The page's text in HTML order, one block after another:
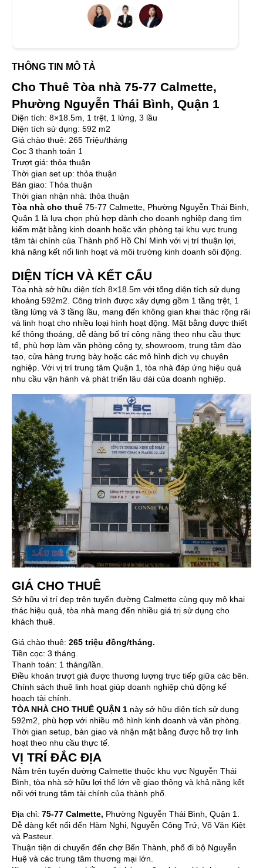
THÔNG TIN MÔ TẢ
Cho Thuê Tòa nhà 75-77 Calmette,
Phường Nguyễn Thái Bình, Quận 1
Diện tích: 8×18.5m, 1 trệt, 1 lửng, 3 lầu
Diện tích sử dụng: 592 m2
Giá chào thuê: 265 Triệu/tháng
Cọc 3 thanh toán 1
Trượt giá: thỏa thuận
Thời gian set up: thỏa thuận
Bàn giao: Thỏa thuận
Thời gian nhận nhà: thỏa thuận
Tòa nhà cho thuê 75-77 Calmette, Phường Nguyễn Thái Bình,
Quận 1 là lựa chọn phù hợp dành cho doanh nghiệp đang tìm
kiếm mặt bằng kinh doanh hoặc văn phòng tại khu vực trung
tâm tài chính của Thành phố Hồ Chí Minh với vị trí thuận lợi,
khả năng kết nối linh hoạt và môi trường kinh doanh sôi động.
DIỆN TÍCH VÀ KẾT CẤU
Tòa nhà sở hữu diện tích 8×18.5m với tổng diện tích sử dụng
khoảng 592m2. Công trình được xây dựng gồm 1 tầng trệt, 1
tầng lửng và 3 tầng lầu, mang đến không gian khai thác rộng rãi
và linh hoạt cho nhiều loại hình hoạt động. Mặt bằng được thiết
kế thông thoáng, dễ dàng bố trí công năng theo nhu cầu thực
tế, phù hợp làm văn phòng công ty, showroom, trung tâm đào
tạo, cửa hàng trưng bày hoặc các mô hình dịch vụ chuyên
nghiệp. Với vị trí trung tâm Quận 1, tòa nhà đáp ứng hiệu quả
nhu cầu vận hành và phát triển lâu dài của doanh nghiệp.
GIÁ CHO THUÊ
Sở hữu vị trí đẹp trên tuyến đường Calmette cùng quy mô khai
thác hiệu quả, tòa nhà mang đến nhiều giá trị sử dụng cho
khách thuê.
Giá chào thuê: 265 triệu đồng/tháng.
Tiền cọc: 3 tháng.
Thanh toán: 1 tháng/lần.
Điều khoản trượt giá được thương lượng trực tiếp giữa các bên.
Chính sách thuê linh hoạt giúp doanh nghiệp chủ động kế
hoạch tài chính.
TÒA NHÀ CHO THUÊ QUẬN 1 này sở hữu diện tích sử dụng
592m2, phù hợp với nhiều mô hình kinh doanh và văn phòng.
Thời gian setup, bàn giao và nhận mặt bằng được hỗ trợ linh
hoạt theo nhu cầu thực tế.
VỊ TRÍ ĐẮC ĐỊA
Nằm trên tuyến đường Calmette thuộc khu vực Nguyễn Thái
Bình, tòa nhà sở hữu lợi thế lớn về giao thông và khả năng kết
nối với trung tâm tài chính của thành phố.
Địa chỉ: 75-77 Calmette, Phường Nguyễn Thái Bình, Quận 1.
Dễ dàng kết nối đến Hàm Nghi, Nguyễn Công Trứ, Võ Văn Kiệt
và Pasteur.
Thuận tiện di chuyển đến chợ Bến Thành, phố đi bộ Nguyễn
Huệ và các trung tâm thương mại lớn.